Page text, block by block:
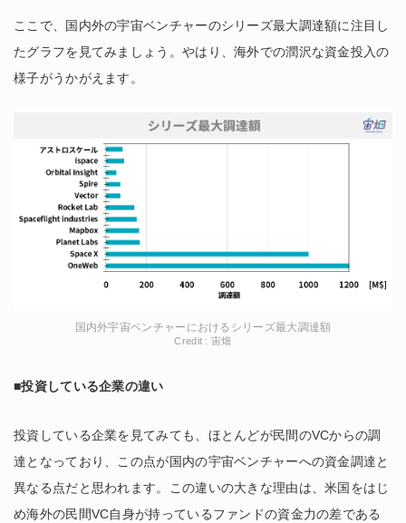
ここで、国内外の宇宙ベンチャーのシリーズ最大調達額に注目し
たグラフを見てみましょう。やはり、海外での潤沢な資金投入の
様子がうかがえます。
国内外宇宙ベンチャーにおけるシリーズ最大調達額
Credit : 宙畑
■投資している企業の違い
投資している企業を見てみても、ほとんどが民間のVCからの調
達となっており、この点が国内の宇宙ベンチャーへの資金調達と
異なる点だと思われます。この違いの大きな理由は、米国をはじ
め海外の民間VC自身が持っているファンドの資金力の差である